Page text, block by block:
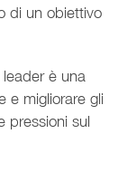
di un obiettivo
è una
e migliorare gli
pressioni sul